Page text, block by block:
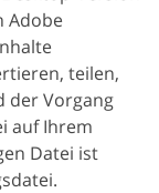
Adobe
teilen,
der Vorgang
auf Ihrem
Datei ist